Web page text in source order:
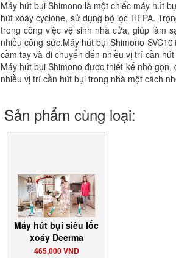
Máy hút bụi Shimono là một chiếc máy hút
hút xoáy cyclone, sử dụng bộ lọc HEPA.
trong công việc vệ sinh nhà cửa, giúp làm
nhiều công sức.Máy hút bụi Shimono
cầm tay và di chuyển đến nhiều vị trí cần
Máy hút bụi Shimono được thiết kế nhỏ
nhiều vị trí cần hút bụi trong nhà một cách
Sản phẩm cùng loại:
Máy hút bụi siêu lốc
xoáy Deerma
465,000 VND